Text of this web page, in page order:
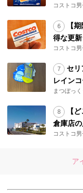
コストコ
【
得な更
コストコ
セ
レイン
まつぼっく
【
倉庫店
コストコ
ア